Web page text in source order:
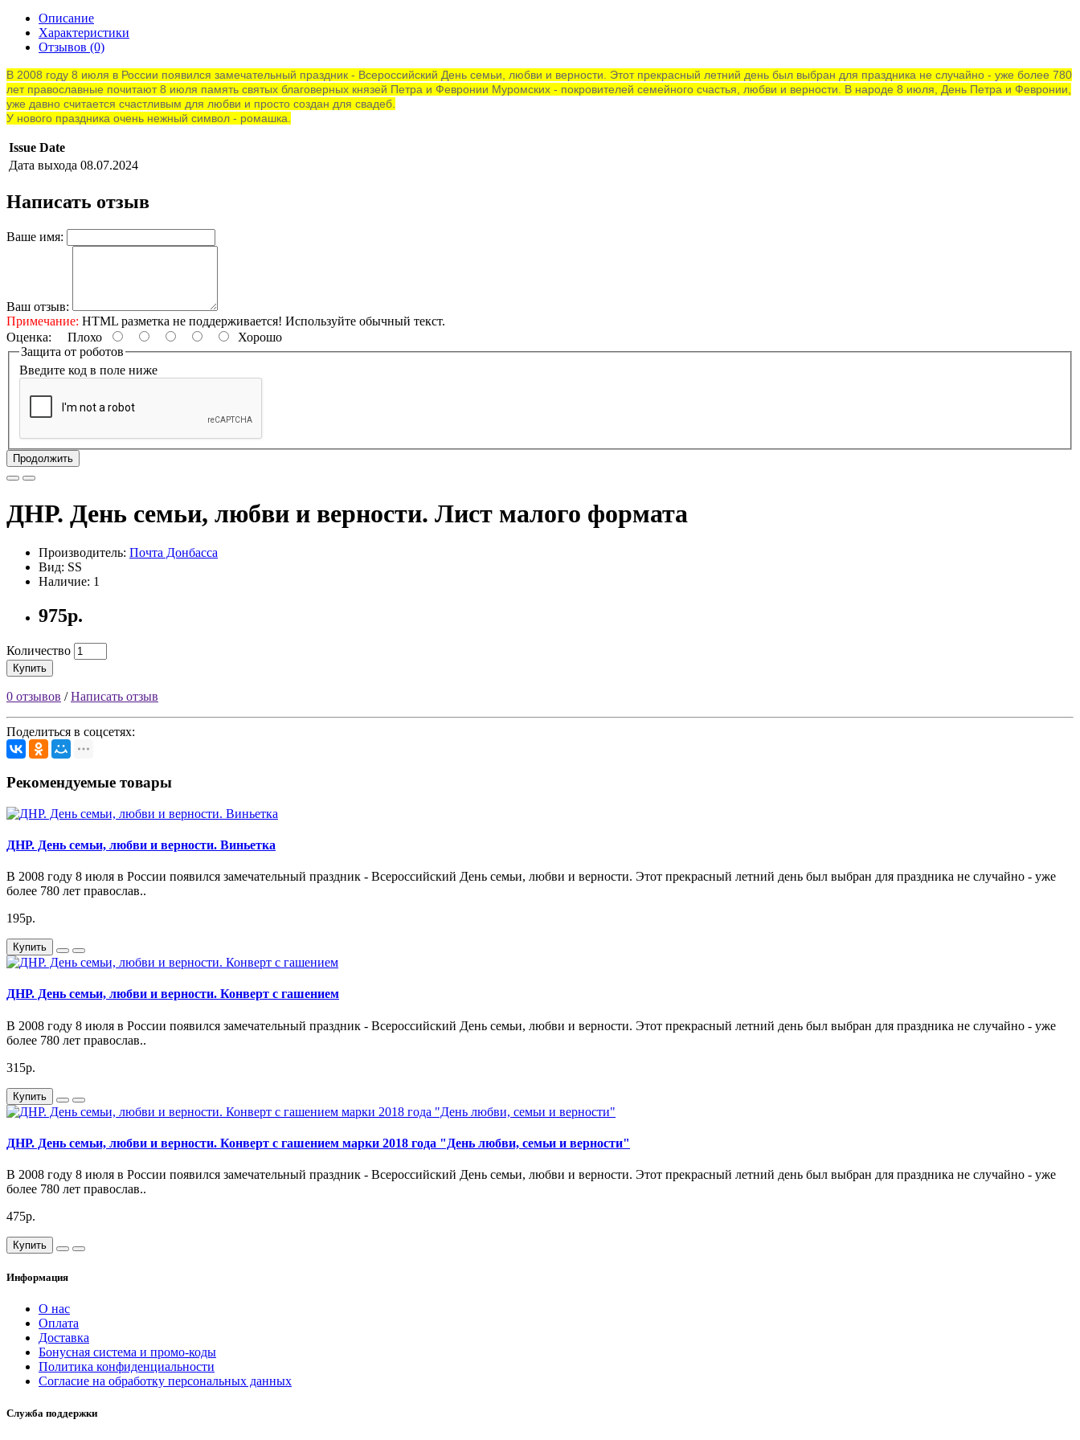
Описание
Характеристики
Отзывов (0)
В 2008 году 8 июля в России появился замечательный праздник - Всероссийский День семьи, любви и верности. Этот прекрасный летний день был выбран для праздника не случайно - уже более 780
лет православные почитают 8 июля память святых благоверных князей Петра и Февронии Муромских - покровителей семейного счастья, любви и верности. В народе 8 июля, День Петра и Февронии,
уже давно считается счастливым для любви и просто создан для свадеб.
У нового праздника очень нежный символ - ромашка.
Issue Date
Дата выхода 08.07.2024
Написать отзыв
Ваше имя:
Ваш отзыв:
Примечание: HTML разметка не поддерживается! Используйте обычный текст.
Оценка: Плохо
Хорошо
Защита от роботов
Введите код в поле ниже
Продолжить
ДНР. День семьи, любви и верности. Лист малого формата
Производитель: Почта Донбасса
Вид: SS
Наличие: 1
975р.
Количество
Купить
0 отзывов /Написать отзыв
Поделиться в соцсетях:
Рекомендуемые товары
ДНР. День семьи, любви и верности. Виньетка
В 2008 году 8 июля в России появился замечательный праздник - Всероссийский День семьи, любви и верности. Этот прекрасный летний день был выбран для праздника не случайно - уже
более 780 лет православ..
195р.
Купить
ДНР. День семьи, любви и верности. Конверт с гашением
В 2008 году 8 июля в России появился замечательный праздник - Всероссийский День семьи, любви и верности. Этот прекрасный летний день был выбран для праздника не случайно - уже
более 780 лет православ..
315р.
Купить
ДНР. День семьи, любви и верности. Конверт с гашением марки 2018 года "День любви, семьи и верности"
В 2008 году 8 июля в России появился замечательный праздник - Всероссийский День семьи, любви и верности. Этот прекрасный летний день был выбран для праздника не случайно - уже
более 780 лет православ..
475р.
Купить
Информация
О нас
Оплата
Доставка
Бонусная система и промо-коды
Политика конфиденциальности
Согласие на обработку персональных данных
Служба поддержки